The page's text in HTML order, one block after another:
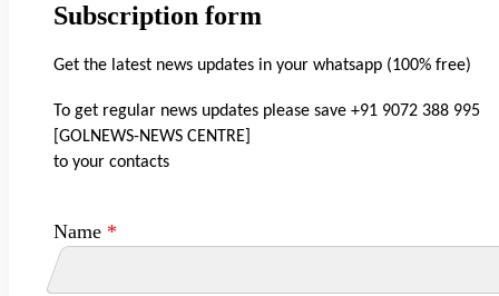
Subscription form
Get the latest news updates in your whatsapp (100% free)
To get regular news updates please save +91 9072 388 995
[GOLNEWS-NEWS CENTRE]
to your contacts
Name *